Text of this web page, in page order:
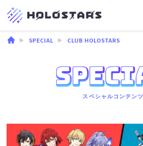
SPECIAL CLUB HOLOSTARS
スペシャルコンテンツ